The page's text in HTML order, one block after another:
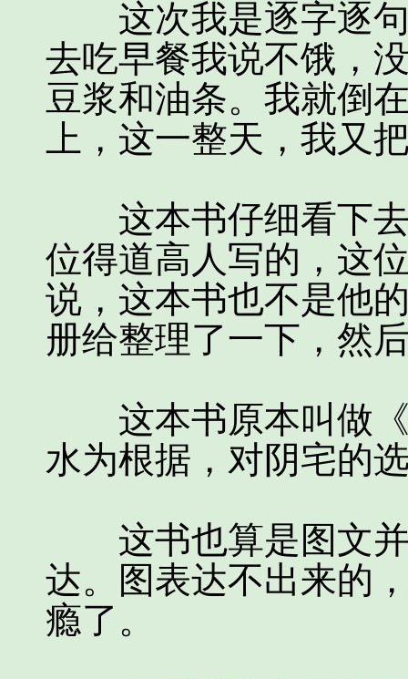
这次我是逐字逐句
去吃早餐我说不饿，
豆浆和油条。我就倒
上，这一整天，我又
这本书仔细看下去
位得道高人写的，这
说，这本书也不是他
册给整理了一下，然
这本书原本叫做《
水为根据，对阴宅的
这书也算是图文并
达。图表达不出来的
瘾了。